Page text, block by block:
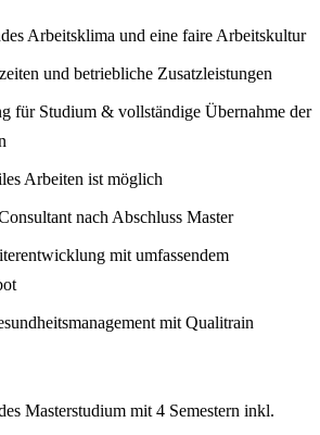
Arbeitsklima und eine faire Arbeitskultur
und betriebliche Zusatzleistungen
für Studium & vollständige Übernahme der
Arbeiten ist möglich
nach Abschluss Master
mit umfassendem
mit Qualitrain
Masterstudium mit 4 Semestern inkl.